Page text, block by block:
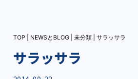
TOP NEWSとBLOG 未分類 サラッサラ
サラッサラ